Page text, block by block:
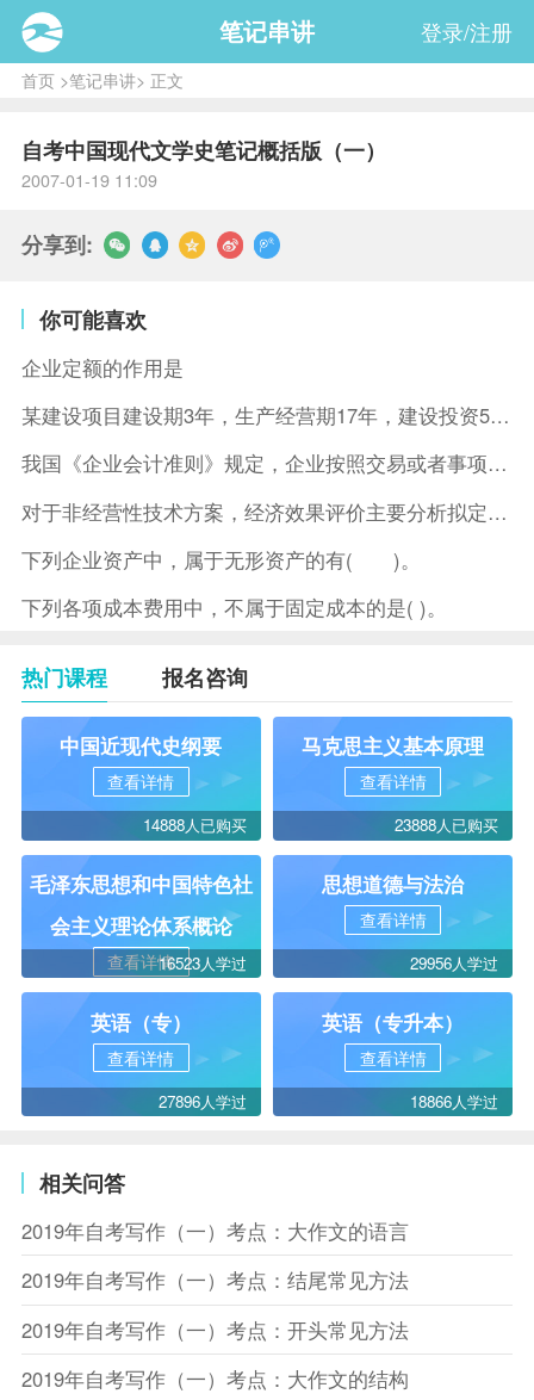
笔记串讲 登录/注册
首页>笔记串讲> 正文
自考中国现代文学史笔记概括版（一）
2007-01-19 11:09
分享到:
你可能喜欢
企业定额的作用是
某建设项目建设期3年，生产经营期17年，建设投资5500万元
我国《企业会计准则》规定，企业按照交易或者事项的经济特征确定
对于非经营性技术方案，经济效果评价主要分析拟定方案的( )。
下列企业资产中，属于无形资产的有( )。
下列各项成本费用中，不属于固定成本的是( )。
热门课程 报名咨询
中国近现代史纲要
查看详情
14888人已购买
马克思主义基本原理
查看详情
23888人已购买
毛泽东思想和中国特色社
会主义理论体系概论
查看详情16523人学过
思想道德与法治
查看详情
29956人学过
英语（专）
查看详情
27896人学过
英语（专升本）
查看详情
18866人学过
相关问答
2019年自考写作（一）考点：大作文的语言
2019年自考写作（一）考点：结尾常见方法
2019年自考写作（一）考点：开头常见方法
2019年自考写作（一）考点：大作文的结构